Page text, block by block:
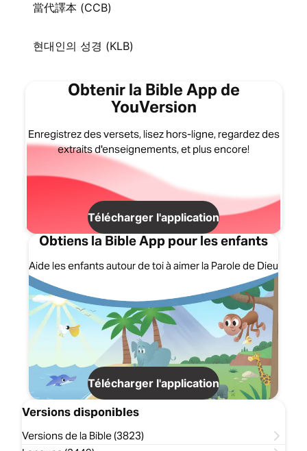
當代譯本 (CCB)
현대인의 성경 (KLB)
Obtenir la Bible App de
YouVersion
Enregistrez des versets, lisez hors-ligne, regardez des
extraits d'enseignements, et plus encore!
Télécharger l'application
Obtiens la Bible App pour les enfants
Aide les enfants autour de toi à aimer la Parole de Dieu
Télécharger l'application
Versions disponibles
Versions de la Bible (3823)